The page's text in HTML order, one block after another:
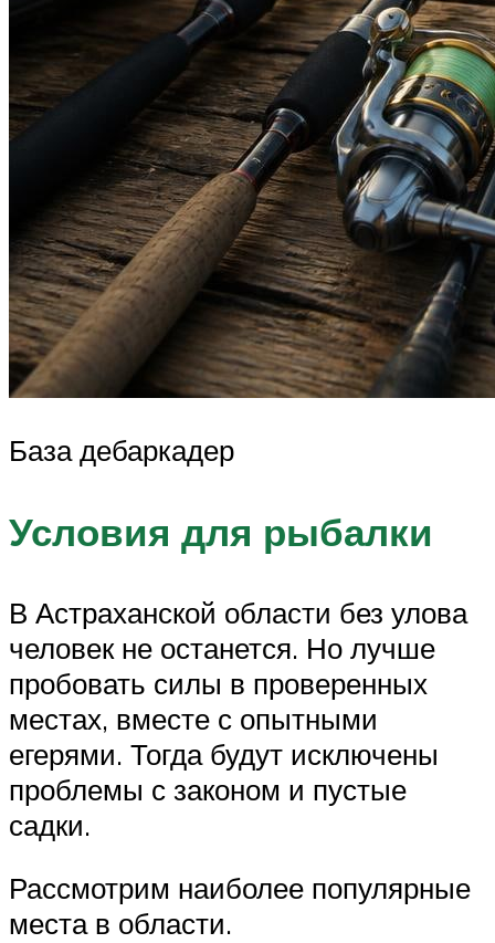
База дебаркадер
Условия для рыбалки
В Астраханской области без улова
человек не останется. Но лучше
пробовать силы в проверенных
местах, вместе с опытными
егерями. Тогда будут исключены
проблемы с законом и пустые
садки.
Рассмотрим наиболее популярные
места в области.